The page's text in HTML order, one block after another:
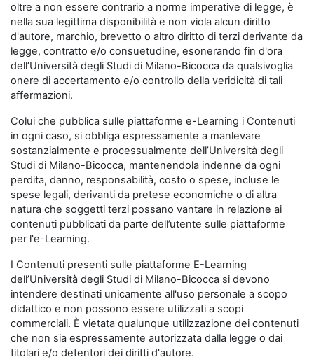
oltre a non essere contrario a norme imperative di legge, è
nella sua legittima disponibilità e non viola alcun diritto
d'autore, marchio, brevetto o altro diritto di terzi derivante da
legge, contratto e/o consuetudine, esonerando fin d'ora
dell’Università degli Studi di Milano-Bicocca da qualsivoglia
onere di accertamento e/o controllo della veridicità di tali
affermazioni.
Colui che pubblica sulle piattaforme e-Learning i Contenuti
in ogni caso, si obbliga espressamente a manlevare
sostanzialmente e processualmente dell’Università degli
Studi di Milano-Bicocca, mantenendola indenne da ogni
perdita, danno, responsabilità, costo o spese, incluse le
spese legali, derivanti da pretese economiche o di altra
natura che soggetti terzi possano vantare in relazione ai
contenuti pubblicati da parte dell’utente sulle piattaforme
per l'e-Learning.
I Contenuti presenti sulle piattaforme E-Learning
dell’Università degli Studi di Milano-Bicocca si devono
intendere destinati unicamente all'uso personale a scopo
didattico e non possono essere utilizzati a scopi
commerciali. È vietata qualunque utilizzazione dei contenuti
che non sia espressamente autorizzata dalla legge o dai
titolari e/o detentori dei diritti d'autore.